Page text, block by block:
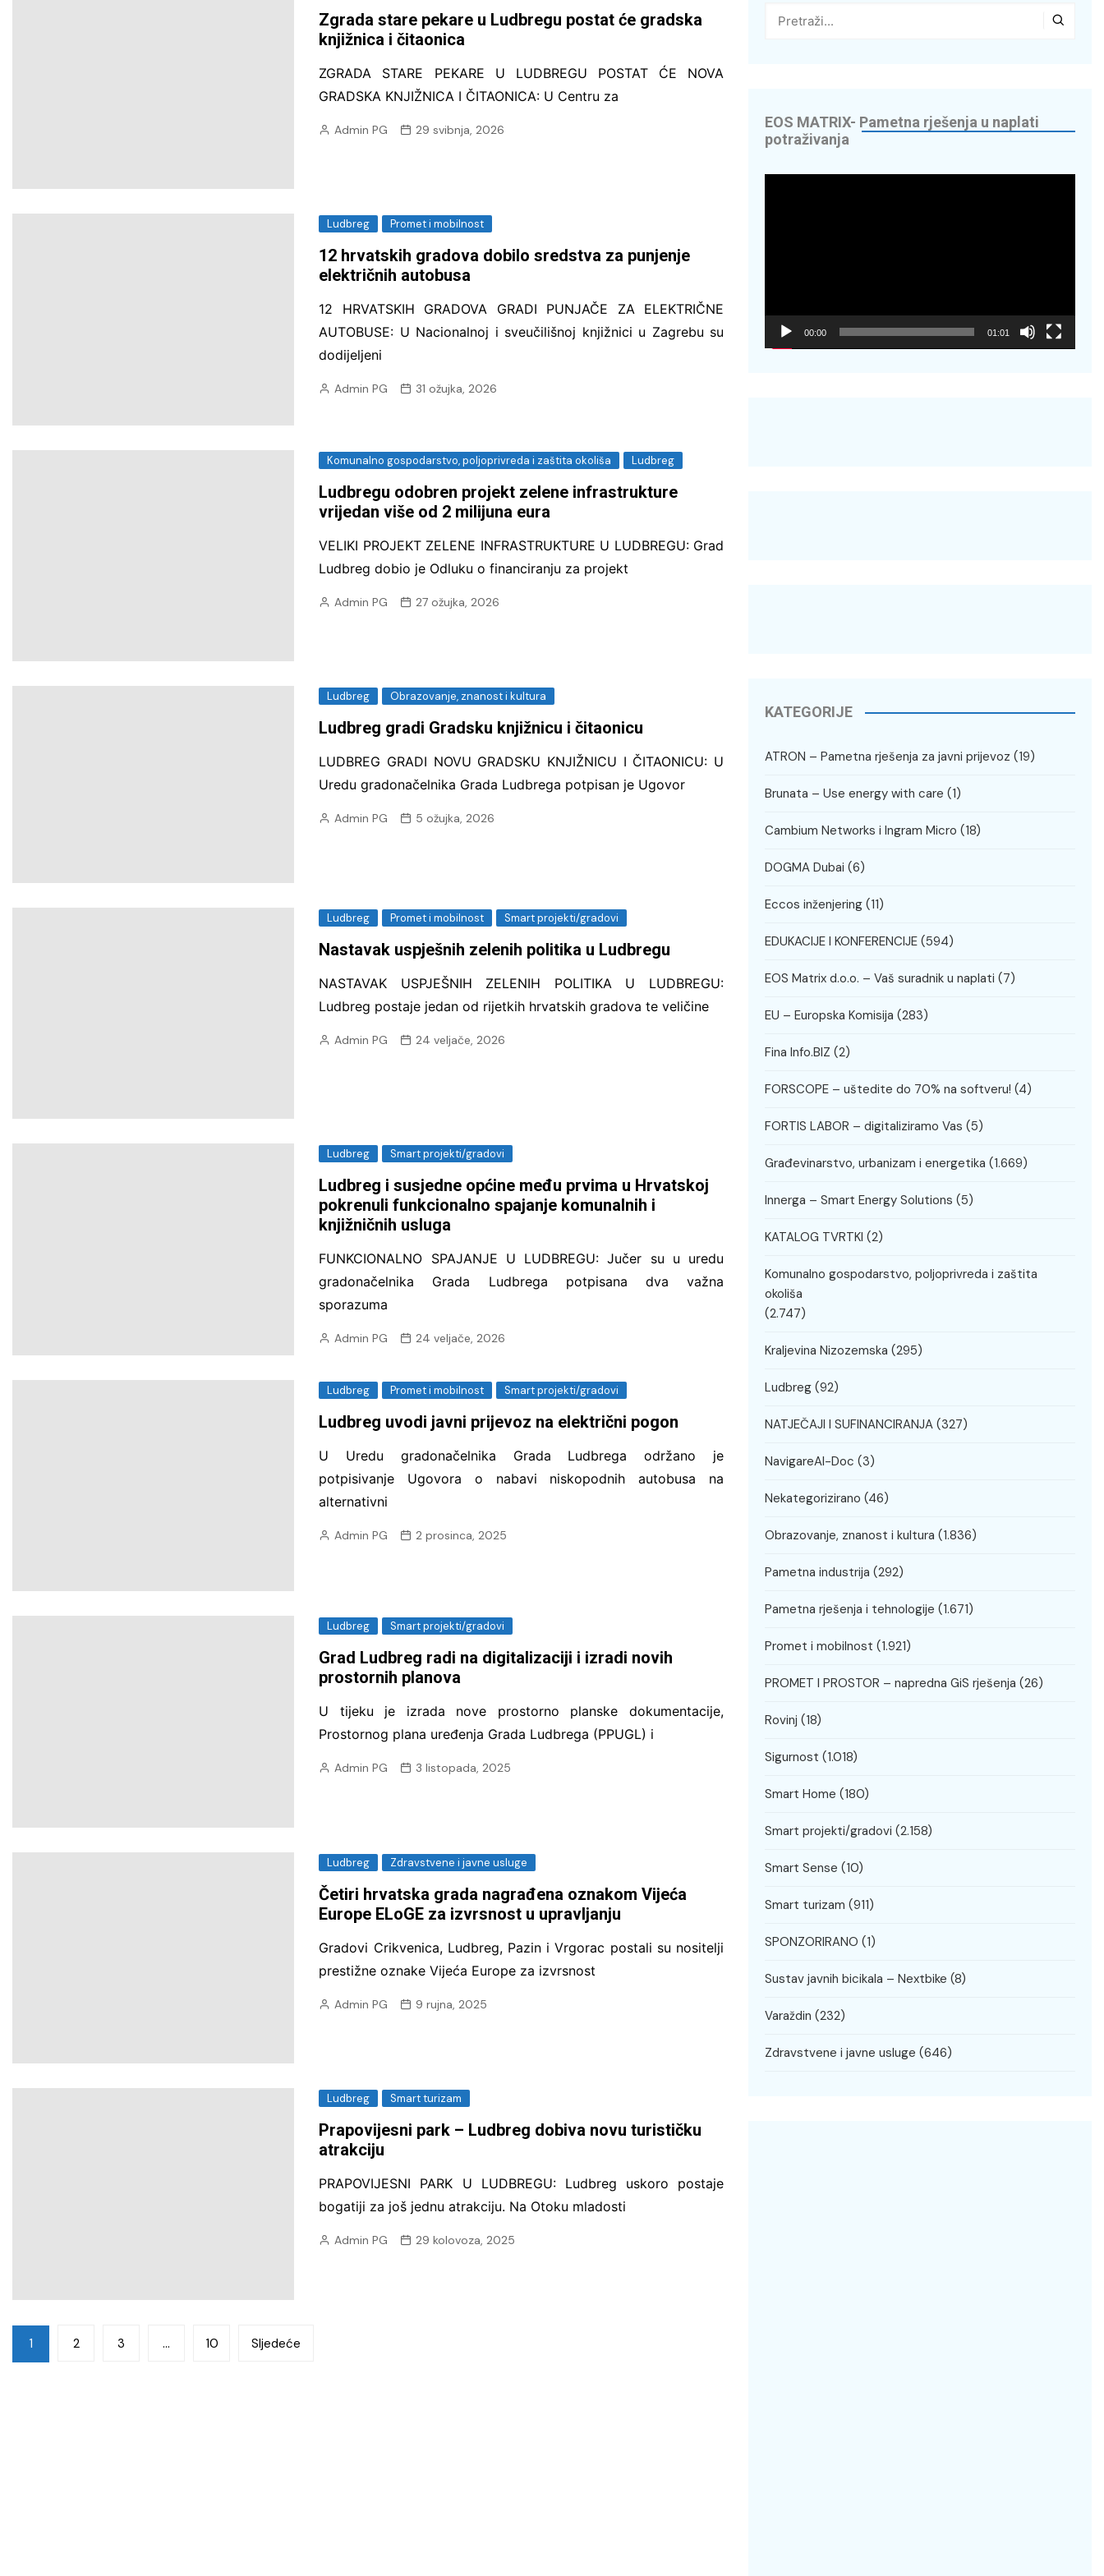
poljoprivreda i zaštita okoliša
Eccos inženjering
FORSCOPE – uštedite do 70% na
PROMET I PROSTOR – napredna
Smart Sense
Sustav javnih bicikala – Nextbike
Zgrada stare pekare u Ludbregu postat će gradska
knjižnica i čitaonica
ZGRADA STARE PEKARE U LUDBREGU POSTAT ĆE NOVA
GRADSKA KNJIŽNICA I ČITAONICA: U Centru za
Admin PG 29 svibnja, 2026
Ludbreg Promet i mobilnost
12 hrvatskih gradova dobilo sredstva za punjenje
električnih autobusa
12 HRVATSKIH GRADOVA GRADI PUNJAČE ZA ELEKTRIČNE
AUTOBUSE: U Nacionalnoj i sveučilišnoj knjižnici u Zagrebu su
dodijeljeni
Admin PG 31 ožujka, 2026
Komunalno gospodarstvo, poljoprivreda i zaštita okoliša Ludbreg
Ludbregu odobren projekt zelene infrastrukture
vrijedan više od 2 milijuna eura
VELIKI PROJEKT ZELENE INFRASTRUKTURE U LUDBREGU: Grad
Ludbreg dobio je Odluku o financiranju za projekt
Admin PG 27 ožujka, 2026
Ludbreg Obrazovanje, znanost i kultura
Ludbreg gradi Gradsku knjižnicu i čitaonicu
LUDBREG GRADI NOVU GRADSKU KNJIŽNICU I ČITAONICU: U
Uredu gradonačelnika Grada Ludbrega potpisan je Ugovor
Admin PG 5 ožujka, 2026
Ludbreg Promet i mobilnost Smart projekti/gradovi
Nastavak uspješnih zelenih politika u Ludbregu
NASTAVAK USPJEŠNIH ZELENIH POLITIKA U LUDBREGU:
Ludbreg postaje jedan od rijetkih hrvatskih gradova te veličine
Admin PG 24 veljače, 2026
Ludbreg Smart projekti/gradovi
Ludbreg i susjedne općine među prvima u Hrvatskoj
pokrenuli funkcionalno spajanje komunalnih i
knjižničnih usluga
FUNKCIONALNO SPAJANJE U LUDBREGU: Jučer su u uredu
gradonačelnika Grada Ludbrega potpisana dva važna
sporazuma
Admin PG 24 veljače, 2026
Ludbreg Promet i mobilnost Smart projekti/gradovi
Ludbreg uvodi javni prijevoz na električni pogon
U Uredu gradonačelnika Grada Ludbrega održano je
potpisivanje Ugovora o nabavi niskopodnih autobusa na
alternativni
Admin PG 2 prosinca, 2025
Ludbreg Smart projekti/gradovi
Grad Ludbreg radi na digitalizaciji i izradi novih
prostornih planova
U tijeku je izrada nove prostorno planske dokumentacije,
Prostornog plana uređenja Grada Ludbrega (PPUGL) i
Admin PG 3 listopada, 2025
Ludbreg Zdravstvene i javne usluge
Četiri hrvatska grada nagrađena oznakom Vijeća
Europe ELoGE za izvrsnost u upravljanju
Gradovi Crikvenica, Ludbreg, Pazin i Vrgorac postali su nositelji
prestižne oznake Vijeća Europe za izvrsnost
Admin PG 9 rujna, 2025
Ludbreg Smart turizam
Prapovijesni park – Ludbreg dobiva novu turističku
atrakciju
PRAPOVIJESNI PARK U LUDBREGU: Ludbreg uskoro postaje
bogatiji za još jednu atrakciju. Na Otoku mladosti
Admin PG 29 kolovoza, 2025
Brojevi
stranica
1 2 3 … 10 Sljedeće
EOS MATRIX- Pametna rješenja u naplati
potraživanja
00:00 01:01
KATEGORIJE
ATRON – Pametna rješenja za javni prijevoz (19)
Brunata – Use energy with care (1)
Cambium Networks i Ingram Micro (18)
DOGMA Dubai (6)
Eccos inženjering (11)
EDUKACIJE I KONFERENCIJE (594)
EOS Matrix d.o.o. – Vaš suradnik u naplati (7)
EU – Europska Komisija (283)
Fina Info.BIZ (2)
FORSCOPE – uštedite do 70% na softveru! (4)
FORTIS LABOR – digitaliziramo Vas (5)
Građevinarstvo, urbanizam i energetika (1.669)
Innerga – Smart Energy Solutions (5)
KATALOG TVRTKI (2)
Komunalno gospodarstvo, poljoprivreda i zaštita
okoliša
(2.747)
Kraljevina Nizozemska (295)
Ludbreg (92)
NATJEČAJI I SUFINANCIRANJA (327)
NavigareAI-Doc (3)
Nekategorizirano (46)
Obrazovanje, znanost i kultura (1.836)
Pametna industrija (292)
Pametna rješenja i tehnologije (1.671)
Promet i mobilnost (1.921)
PROMET I PROSTOR – napredna GiS rješenja (26)
Rovinj (18)
Sigurnost (1.018)
Smart Home (180)
Smart projekti/gradovi (2.158)
Smart Sense (10)
Smart turizam (911)
SPONZORIRANO (1)
Sustav javnih bicikala – Nextbike (8)
Varaždin (232)
Zdravstvene i javne usluge (646)